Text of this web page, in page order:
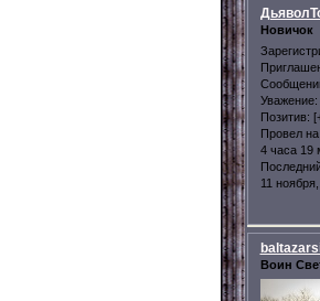
Новичок
Уважение:
Позитив:
Провел
4 часа 19
11
Воин